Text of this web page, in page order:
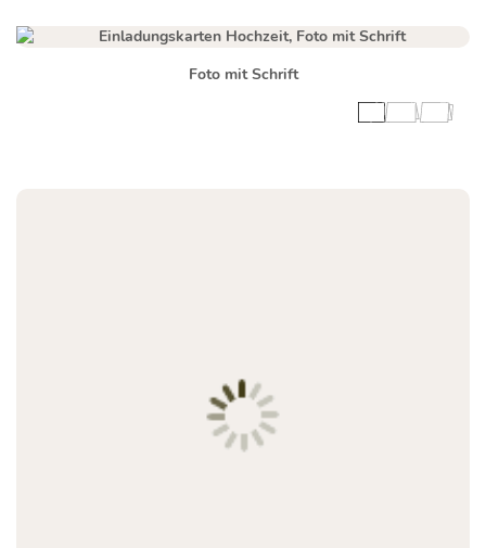
Foto mit Schrift